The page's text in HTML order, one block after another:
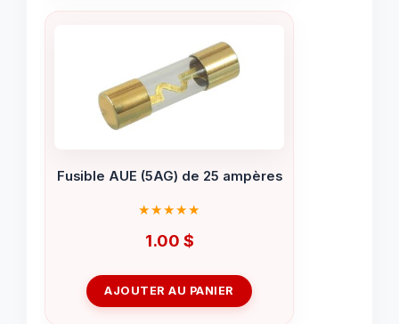
Fusible AUE (5AG) de 25 ampères
1.00 $
AJOUTER AU PANIER